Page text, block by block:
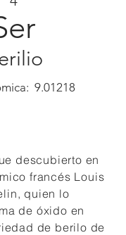
9.01218
descubierto en
francés Louis
quien lo
de óxido en
de berilo de